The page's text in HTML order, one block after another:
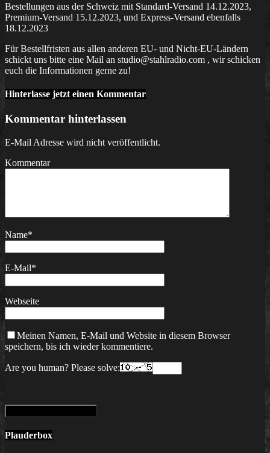
Bestellungen aus der Schweiz mit Standard-Versand 14.12.2023,
Premium-Versand 15.12.2023, und Express-Versand ebenfalls
18.12.2023
Für Bestellfristen aus allen anderen EU- und Nicht-EU-Ländern
schickt uns bitte eine Mail an studio@stahlradio.com , wir schicken
euch die Informationen gerne zu!
Hinterlasse jetzt einen Kommentar
Kommentar hinterlassen
E-Mail Adresse wird nicht veröffentlicht.
Kommentar
Name*
E-Mail*
Webseite
Meinen Namen, E-Mail und Website in diesem Browser
speichern, bis ich wieder kommentiere.
Are you human? Please solve:
Plauderbox